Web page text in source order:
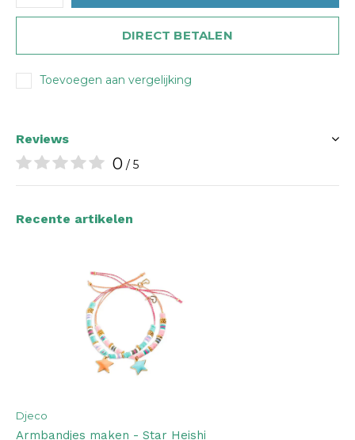
DIRECT BETALEN
Toevoegen aan vergelijking
Reviews
0 / 5
Recente artikelen
Djeco
Armbandjes maken - Star Heishi